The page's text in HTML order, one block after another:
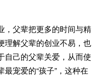
，父辈把更多的时间与精
理解父辈的创业不易，也
自己的父辈关爱，从而使
宠爱的“孩子”，这种在